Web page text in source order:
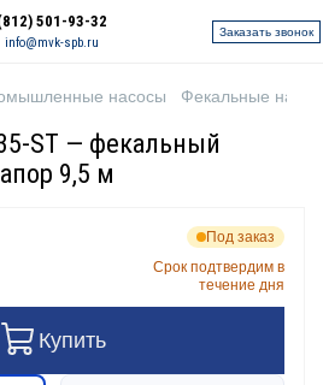
501-93-32
info@mvk-spb.ru
Заказать звонок
насосы Фекальные
ST — фекальный
9,5 м
Под заказ
Срок подтвердим в
течение дня
Купить